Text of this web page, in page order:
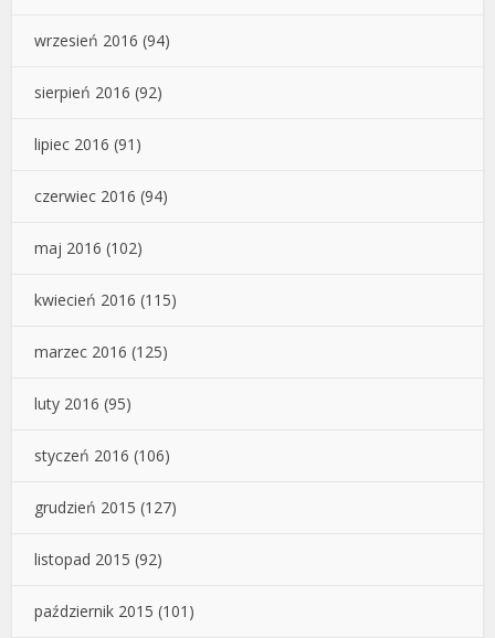
wrzesień 2016 (94)
sierpień 2016 (92)
lipiec 2016 (91)
czerwiec 2016 (94)
maj 2016 (102)
kwiecień 2016 (115)
marzec 2016 (125)
luty 2016 (95)
styczeń 2016 (106)
grudzień 2015 (127)
listopad 2015 (92)
październik 2015 (101)